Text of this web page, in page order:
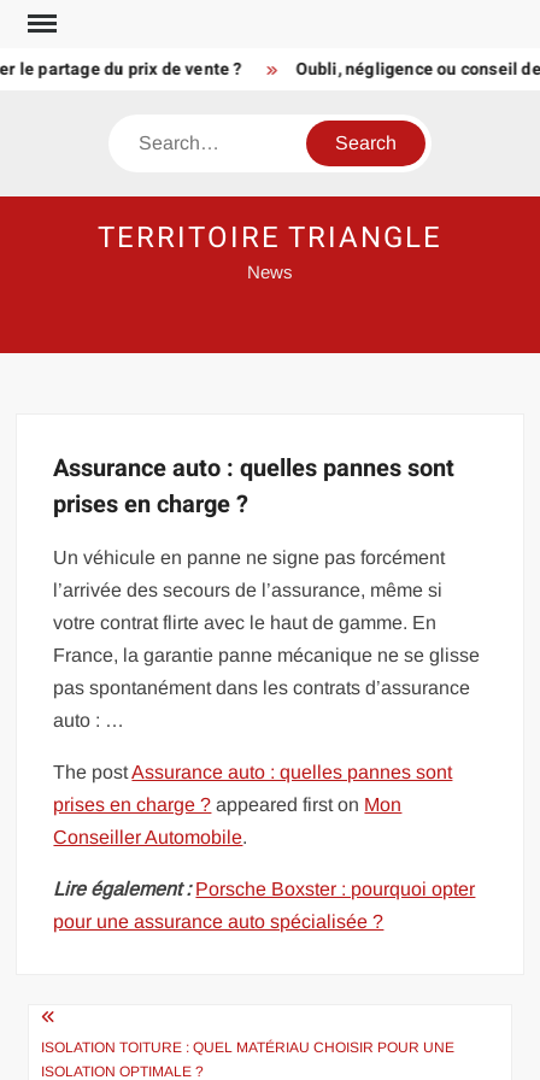
Skip
content
le partage du prix de vente ? Oubli, négligence ou conseil
Search
TERRITOIRE TRIANGLE
News
Assurance auto : quelles pannes sont
prises en charge ?
Un véhicule en panne ne signe pas forcément
l’arrivée des secours de l’assurance, même si
votre contrat flirte avec le haut de gamme. En
France, la garantie panne mécanique ne se glisse
pas spontanément dans les contrats d’assurance
auto : …
The postAssurance auto : quelles pannes sont
prises en charge ? appeared first on Mon
Conseiller Automobile.
Lire également : Porsche Boxster : pourquoi opter
pour une assurance auto spécialisée ?
Navigation
de
ISOLATION TOITURE : QUEL MATÉRIAU CHOISIR POUR UNE
ISOLATION OPTIMALE ?